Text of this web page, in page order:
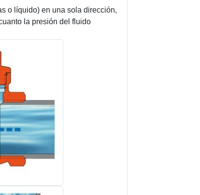
o líquido) en una sola dirección,
la presión del fluido